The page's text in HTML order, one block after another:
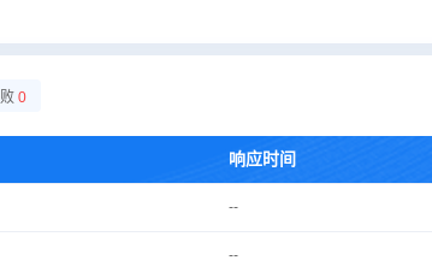
0
响应时间
--
--